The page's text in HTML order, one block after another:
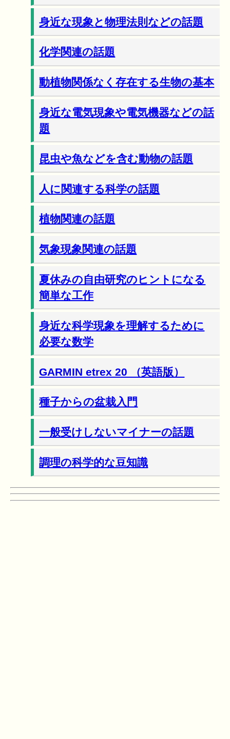
身近な現象と物理法則などの話題
化学関連の話題
動植物関係なく存在する生物の基本
身近な電気現象や電気機器などの話
題
昆虫や魚などを含む動物の話題
人に関連する科学の話題
植物関連の話題
気象現象関連の話題
夏休みの自由研究のヒントになる
簡単な工作
身近な科学現象を理解するために
必要な数学
GARMIN etrex 20 （英語版）
種子からの盆栽入門
一般受けしないマイナーの話題
調理の科学的な豆知識